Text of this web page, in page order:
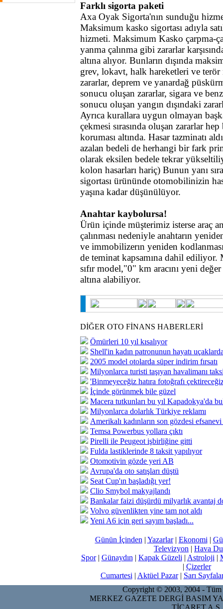
Farklı sigorta paketi
Axa Oyak Sigorta'nın sunduğu
Maksimum kasko sigortası adıyla
hizmeti. Maksimum Kasko çarpma-
yanma çalınma gibi zararlar
altına alıyor. Bunların dışında
grev, lokavt, halk hareketleri ve terör
zararlar, deprem ve yanardağ
sonucu oluşan zararlar, sigara ve
sonucu oluşan yangın dışındaki
Ayrıca kurallara uygun olmayan
çekmesi sırasında oluşan zararlar
koruması altında. Hasar tazminatı
azalan bedeli de herhangi bir fark
olarak eksilen bedele tekrar
kolon hasarları hariç) Bunun yanı
sigortası ürününde otomobilinizin
yaşına kadar düşünülüyor.
Anahtar kaybolursa!
Ürün içinde müşterimiz isterse araç
çalınması nedeniyle anahtarın
ve immobilizerın yeniden
de teminat kapsamına dahil ediliyor.
sıfır model,"0" km aracını yeni
altına alabiliyor.
DİĞER OTO FİNANS HABERLERİ
Ömürleri 10 yıl kısalıyor
Shell'in kadın patronunun hayatı
2005 model otolarda süper indirim fırsatı
Milyonlarca turisti taşıyan havalimanı
'Binmeyeceğiz hatıra fotoğrafı
İçinde görünmek bile güzel
Macera tutkunları bu yıl Kapadokya'da
Milyonlarca dolarlık Türkiye reklamı
Amerikalı kadınların son gözdesi efsanevi
Temsa Powerbus yollara çıktı
Pirelli ile Peugeot işbirliğine gitti
Fulda lastiklerinde 8 taksit yapılıyor
Otomotivin gözde yeri AB
Avrupa'da oto satışları düştü
Seat Cup'ın başladığı yer!
Clio Smybol makyajlandı
Bankalar faizi düşürdü milyarlık avantaj
Volvo güvenlikten yine tam not aldı
Yeni A6 için geri sayım başladı...
Günün İçinden | Yazarlar| Ekonomi |
Televizyon | Hava
Spor| Günaydın | Kapak Güzeli | Astroloji |
| Çizerler
Cumartesi | Aktüel Pazar| Sarı
Copyright © 2003, 2004 - Tüm
MERKEZ GAZETE DERGİ BASIM
TİCARET A.Ş.